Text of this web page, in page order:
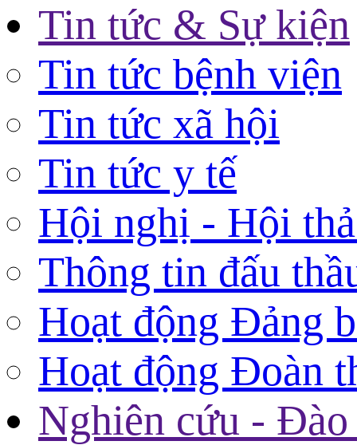
Tin tức & Sự kiện
Tin tức bệnh viện
Tin tức xã hội
Tin tức y tế
Hội nghị - Hội
Thông tin đấu
Hoạt động Đảng
Hoạt động Đoàn
Nghiên cứu - Đào